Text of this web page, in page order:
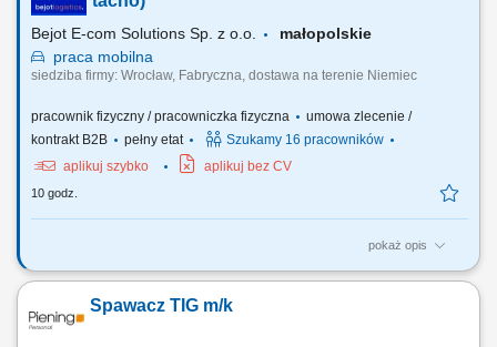
doświadczenie zawodowe – mile widziane; znajomość lub...
Bejot E-com Solutions Sp. z o.o.
małopolskie
praca mobilna
siedziba firmy: Wrocław, Fabryczna, dostawa na terenie Niemiec
pracownik fizyczny / pracowniczka fizyczna
umowa zlecenie /
kontrakt B2B
pełny etat
Szukamy 16 pracowników
aplikuj szybko
aplikuj bez CV
10 godz.
pokaż opis
Twój zakres obowiązków RYNEK – Niemcy - jazda BEZ tachografu
Niemiec, załadunek i rozładunek mebli, praca zgodnie z
harmonogramem oraz instrukcjami przekazywanymi przez firmę,
Spawacz TIG m/k